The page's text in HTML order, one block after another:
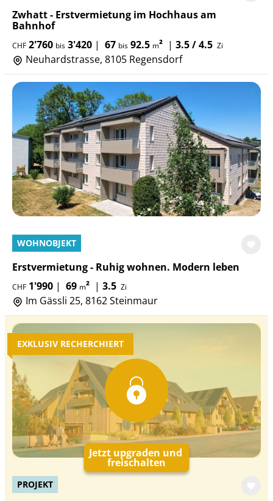
Zwhatt - Erstvermietung im Hochhaus am
Bahnhof
CHF 2'760 bis 3'420 | 67 bis 92.5 m² | 3.5 / 4.5 Zi
Neuhardstrasse, 8105 Regensdorf
WOHNOBJEKT
Erstvermietung - Ruhig wohnen. Modern leben
CHF 1'990 | 69 m² | 3.5 Zi
Im Gässli 25, 8162 Steinmaur
EXKLUSIV RECHERCHIERT
Jetzt upgraden und
freischalten
PROJEKT